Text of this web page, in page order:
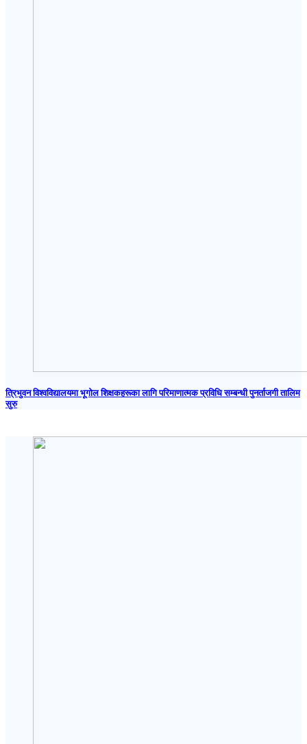
त्रिभुवन विश्वविद्यालयमा भूगोल शिक्षकहरूका लागि परिमाणात्मक प्रविधि सम्बन्धी पुनर्ताजगी तालिम
सुरु